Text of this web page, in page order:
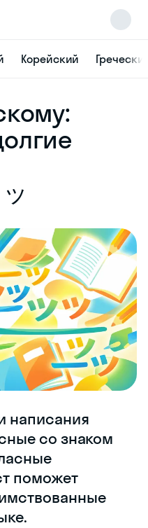
Корейский
написания
со знаком
поможет